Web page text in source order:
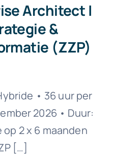
Architect |
&
(ZZP)
• 36 uur per
2026 • Duur:
2 x 6 maanden
[…]